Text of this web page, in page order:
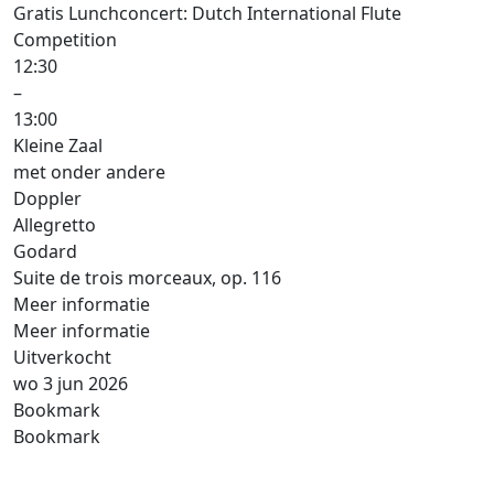
Gratis Lunchconcert: Dutch International Flute
Competition
12:30
–
13:00
Kleine Zaal
met onder andere
Doppler
Allegretto
Godard
Suite de trois morceaux, op. 116
Meer informatie
Meer informatie
Uitverkocht
wo 3 jun 2026
Bookmark
Bookmark